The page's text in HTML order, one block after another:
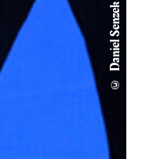
© Daniel Senzek